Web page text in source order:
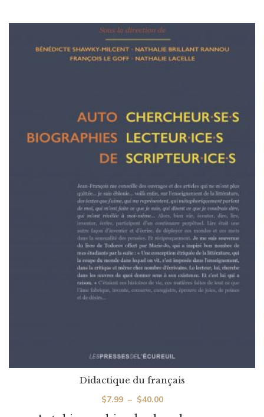
Didactique du français
$7.99 – $40.00Plage